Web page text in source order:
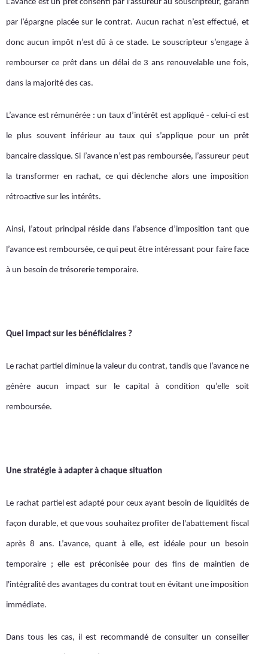
L’avance est un prêt consenti par l’assureur au souscripteur, garanti
par l’épargne placée sur le contrat. Aucun rachat n’est effectué, et
donc aucun impôt n’est dû à ce stade. Le souscripteur s’engage à
rembourser ce prêt dans un délai de 3 ans renouvelable une fois,
dans la majorité des cas.
L’avance est rémunérée : un taux d’intérêt est appliqué - celui-ci est
le plus souvent inférieur au taux qui s’applique pour un prêt
bancaire classique. Si l’avance n’est pas remboursée, l’assureur peut
la transformer en rachat, ce qui déclenche alors une imposition
rétroactive sur les intérêts.
Ainsi, l’atout principal réside dans l’absence d’imposition tant que
l’avance est remboursée, ce qui peut être intéressant pour faire face
à un besoin de trésorerie temporaire.
Quel impact sur les bénéficiaires ?
Le rachat partiel diminue la valeur du contrat, tandis que l’avance ne
génère aucun impact sur le capital à condition qu’elle soit
remboursée.
Une stratégie à adapter à chaque situation
Le rachat partiel est adapté pour ceux ayant besoin de liquidités de
façon durable, et que vous souhaitez profiter de l'abattement fiscal
après 8 ans. L’avance, quant à elle, est idéale pour un besoin
temporaire ; elle est préconisée pour des fins de maintien de
l'intégralité des avantages du contrat tout en évitant une imposition
immédiate.
Dans tous les cas, il est recommandé de consulter un conseiller